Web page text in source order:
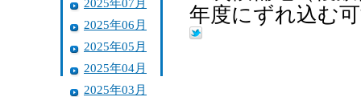
2025年07月
2025年06月
2025年05月
2025年04月
2025年03月
年度にずれ込む